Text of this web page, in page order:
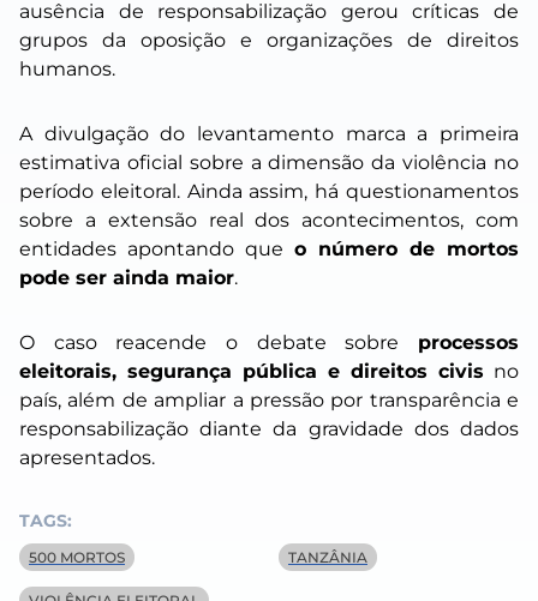
ausência de responsabilização gerou críticas de
grupos da oposição e organizações de direitos
humanos.
A divulgação do levantamento marca a primeira
estimativa oficial sobre a dimensão da violência no
período eleitoral. Ainda assim, há questionamentos
sobre a extensão real dos acontecimentos, com
entidades apontando que o número de mortos
pode ser ainda maior.
O caso reacende o debate sobre processos
eleitorais, segurança pública e direitos civis no
país, além de ampliar a pressão por transparência e
responsabilização diante da gravidade dos dados
apresentados.
TAGS:
500 MORTOS TANZÂNIA